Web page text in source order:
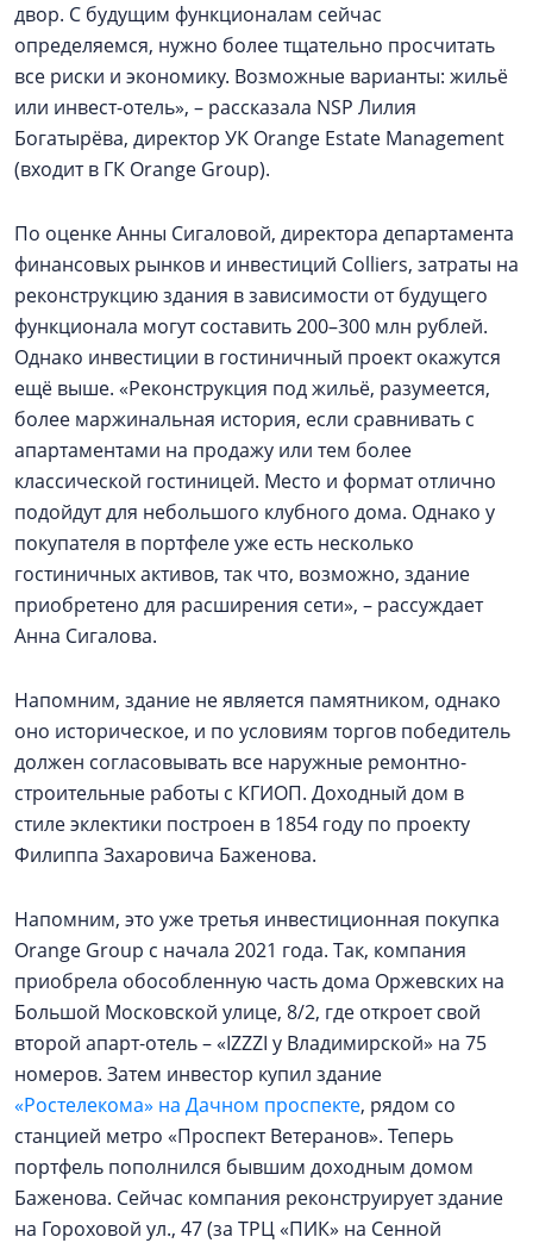
двор. С будущим функционалам сейчас
определяемся, нужно более тщательно просчитать
все риски и экономику. Возможные варианты: жильё
или инвест-отель», – рассказала NSP Лилия
Богатырёва, директор УК Orange Еstate Management
(входит в ГК Orange Group).
По оценке Анны Сигаловой, директора департамента
финансовых рынков и инвестиций Colliers, затраты на
реконструкцию здания в зависимости от будущего
функционала могут составить 200–300 млн рублей.
Однако инвестиции в гостиничный проект окажутся
ещё выше. «Реконструкция под жильё, разумеется,
более маржинальная история, если сравнивать с
апартаментами на продажу или тем более
классической гостиницей. Место и формат отлично
подойдут для небольшого клубного дома. Однако у
покупателя в портфеле уже есть несколько
гостиничных активов, так что, возможно, здание
приобретено для расширения сети», – рассуждает
Анна Сигалова.
Напомним, здание не является памятником, однако
оно историческое, и по условиям торгов победитель
должен согласовывать все наружные ремонтно-
строительные работы с КГИОП. Доходный дом в
стиле эклектики построен в 1854 году по проекту
Филиппа Захаровича Баженова.
Напомним, это уже третья инвестиционная покупка
Orange Group с начала 2021 года. Так, компания
приобрела обособленную часть дома Оржевских на
Большой Московской улице, 8/2, где откроет свой
второй апарт-отель – «IZZZI у Владимирской» на 75
номеров. Затем инвестор купил здание
«Ростелекома» на Дачном проспекте, рядом со
станцией метро «Проспект Ветеранов». Теперь
портфель пополнился бывшим доходным домом
Баженова. Сейчас компания реконструирует здание
на Гороховой ул., 47 (за ТРЦ «ПИК» на Сенной